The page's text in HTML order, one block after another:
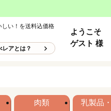
しい！を送料込価格
レアとは？
ようこそ
ゲスト 様
肉類 乳製品